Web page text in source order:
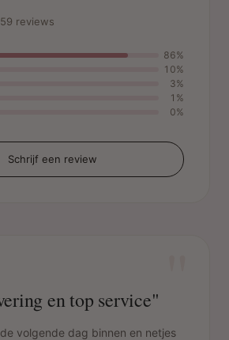
reviews
86%
10%
3%
1%
0%
Schrijf een review
en top service"
volgende dag binnen en netjes